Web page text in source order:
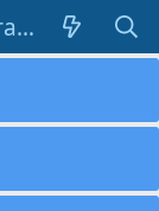
Registrarse